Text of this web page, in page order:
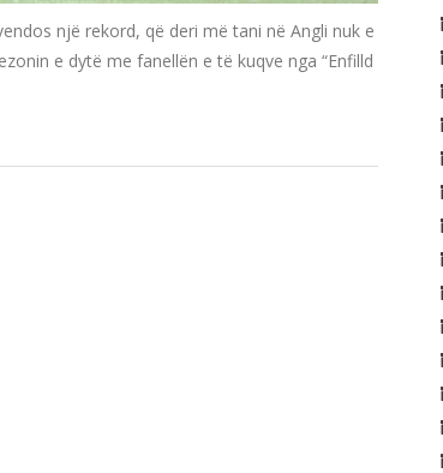
një rekord, që deri më tani në Angli nuk e
e dytë me fanellën e të kuqve nga “Enfilld